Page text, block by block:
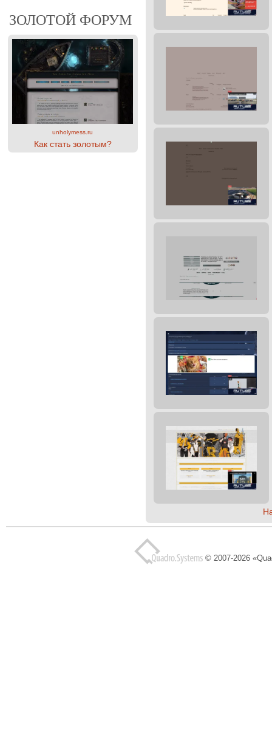
ЗОЛОТОЙ ФОРУМ
unholymess.ru
Как стать золотым?
© 2007-2026